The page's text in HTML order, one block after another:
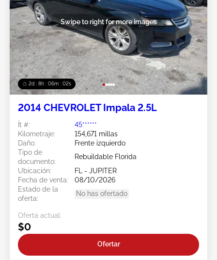
2d : 8h : 05m : 59s
Swipe to right for more images
2014 CHEVROLET Impala 2.5L
Ít #:
45******
Kilometraje:
154,671 millas
Daño:
Frente izquierdo
Tipo de
documento:
Rebuildable Florida
Ubicación:
FL - JUPITER
Fecha de venta:
08/10/2026
Estado de la
oferta:
No has ofertado
Oferta actual:
$0
Ofertar